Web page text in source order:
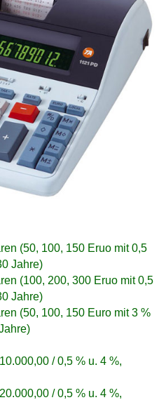
(50, 100, 150 Eruo mit 0,5
Jahre)
(100, 200, 300 Eruo mit 0,5
Jahre)
(50, 100, 150 Euro mit 3 %
/ 0,5 % u. 4 %,
/ 0,5 % u. 4 %,